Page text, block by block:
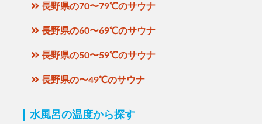
長野県の70〜79℃のサウナ
長野県の60〜69℃のサウナ
長野県の50〜59℃のサウナ
長野県の〜49℃のサウナ
水風呂の温度から探す